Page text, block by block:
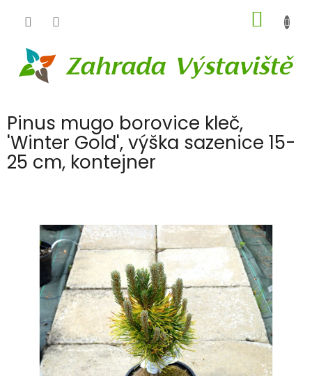
KOŠÍK
Pinus mugo borovice kleč,
'Winter Gold', výška sazenice 15-
25 cm, kontejner